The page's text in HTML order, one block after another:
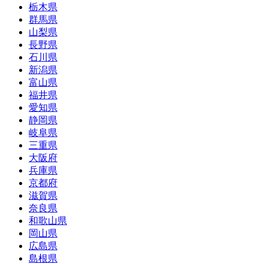
栃木県
群馬県
山梨県
長野県
石川県
新潟県
富山県
福井県
愛知県
静岡県
岐阜県
三重県
大阪府
兵庫県
京都府
滋賀県
奈良県
和歌山県
岡山県
広島県
島根県